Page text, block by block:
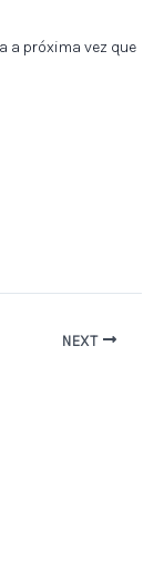
a próxima vez que
NEXT